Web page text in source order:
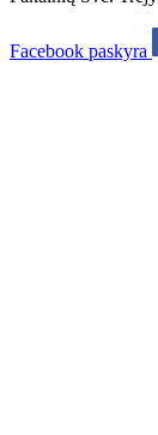
Facebook paskyra